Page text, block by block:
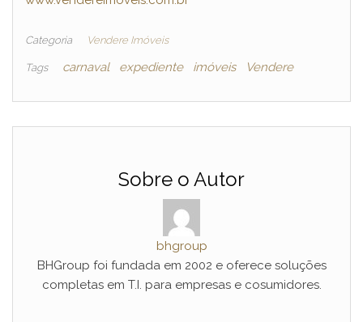
Categoria Vendere Imóveis
Tags carnaval expediente imóveis Vendere
Sobre o Autor
bhgroup
BHGroup foi fundada em 2002 e oferece soluções
completas em T.I. para empresas e cosumidores.